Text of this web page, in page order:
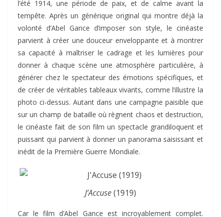
l’été 1914, une période de paix, et de calme avant la
tempête. Après un générique original qui montre déjà la
volonté d’Abel Gance d’imposer son style, le cinéaste
parvient à créer une douceur enveloppante et à montrer
sa capacité à maîtriser le cadrage et les lumières pour
donner à chaque scène une atmosphère particulière, à
générer chez le spectateur des émotions spécifiques, et
de créer de véritables tableaux vivants, comme l’illustre la
photo ci-dessus. Autant dans une campagne paisible que
sur un champ de bataille où règnent chaos et destruction,
le cinéaste fait de son film un spectacle grandiloquent et
puissant qui parvient à donner un panorama saisissant et
inédit de la Première Guerre Mondiale.
J’Accuse(1919)
Car le film d’Abel Gance est incroyablement complet.